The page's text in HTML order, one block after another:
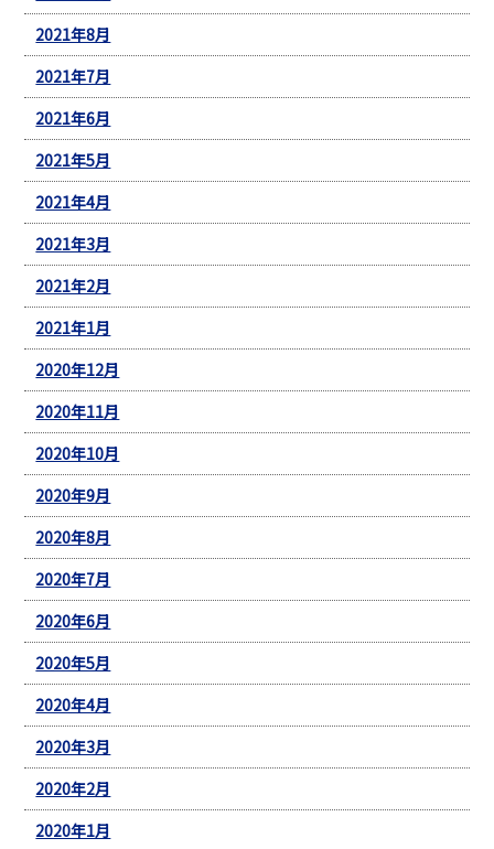
2021年8月
2021年7月
2021年6月
2021年5月
2021年4月
2021年3月
2021年2月
2021年1月
2020年12月
2020年11月
2020年10月
2020年9月
2020年8月
2020年7月
2020年6月
2020年5月
2020年4月
2020年3月
2020年2月
2020年1月